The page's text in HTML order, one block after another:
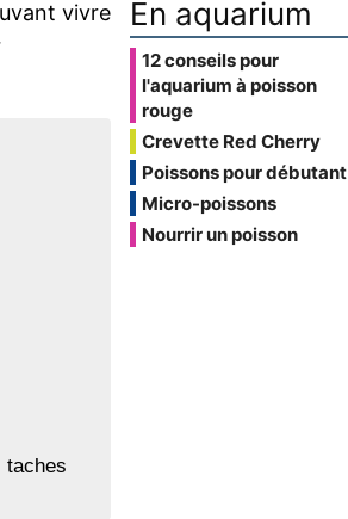
vivre
taches
En aquarium
12 conseils pour
l'aquarium à poisson
rouge
Crevette Red Cherry
Poissons pour débutant
Micro-poissons
Nourrir un poisson